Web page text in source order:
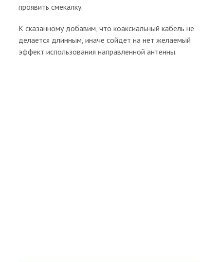
проявить смекалку.
К сказанному добавим, что коаксиальный кабель не
делается длинным, иначе сойдет на нет желаемый
эффект использования направленной антенны.